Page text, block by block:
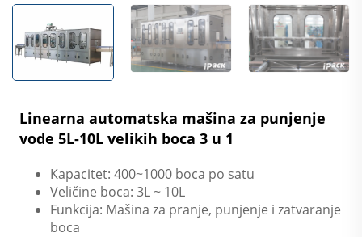
Linearna automatska mašina za punjenje
vode 5L-10L velikih boca 3 u 1
Kapacitet: 400~1000 boca po satu
Veličine boca: 3L ~ 10L
Funkcija: Mašina za pranje, punjenje i zatvaranje
boca